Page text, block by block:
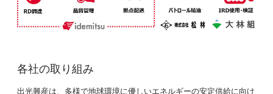
各社の取り組み
出光興産は、多様で地球環境に優しいエネルギーの安定供給に向け